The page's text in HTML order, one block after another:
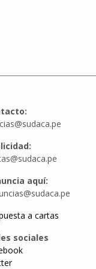
aquí:
a cartas
sociales